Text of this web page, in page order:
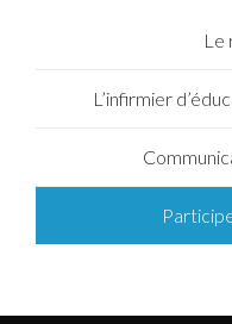
Le
L’infirmier